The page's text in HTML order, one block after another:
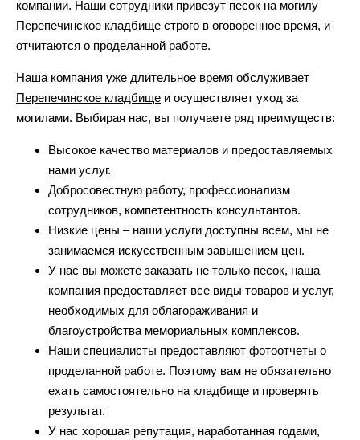
компании. Наши сотрудники привезут песок на могилу
Перепечинское кладбище строго в оговоренное время, и
отчитаются о проделанной работе.
Наша компания уже длительное время обслуживает
Перепечинское кладбище и осуществляет уход за
могилами. Выбирая нас, вы получаете ряд преимуществ:
Высокое качество материалов и предоставляемых
нами услуг.
Добросовестную работу, профессионализм
сотрудников, компетентность консультантов.
Низкие цены – наши услуги доступны всем, мы не
занимаемся искусственным завышением цен.
У нас вы можете заказать не только песок, наша
компания предоставляет все виды товаров и услуг,
необходимых для облагораживания и
благоустройства мемориальных комплексов.
Наши специалисты предоставляют фотоотчеты о
проделанной работе. Поэтому вам не обязательно
ехать самостоятельно на кладбище и проверять
результат.
У нас хорошая репутация, наработанная годами,